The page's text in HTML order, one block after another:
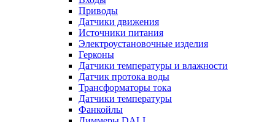
Приводы
Датчики движения
Источники питания
Электроустановочные изделия
Герконы
Датчики температуры и влажности
Датчик протока воды
Трансформаторы тока
Датчики температуры
Фанкойлы